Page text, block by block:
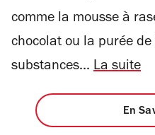
comme la mousse à
chocolat ou la purée
substances... La suite
En